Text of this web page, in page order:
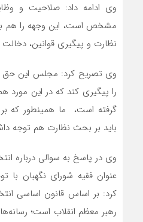
وی ادامه داد: صلاحیت و
مشخص است، این وجهه را هم
نظارت و پیگیری قوانین،
وی تصریح کرد: مجلس این حق
را پیگیری کند که در این
گرفته است، ما همینطور که
باید بر بحث نظارت هم توجه
وی در پاسخ به سوالی درباره
عنوان فقیه شورای نگهبان با
کرد: بر اساس قانون اساسی
رهبر معظم انقلاب است؛ رسانه‌ها